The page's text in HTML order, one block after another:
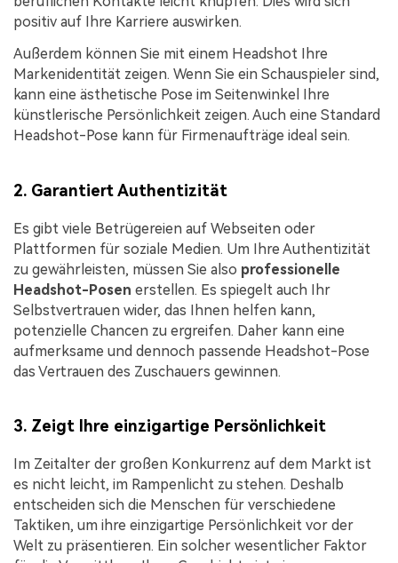
positiv auf Ihre Karriere auswirken.
Außerdem können Sie mit einem Headshot Ihre
Markenidentität zeigen. Wenn Sie ein Schauspieler sind,
kann eine ästhetische Pose im Seitenwinkel Ihre
künstlerische Persönlichkeit zeigen. Auch eine Standard
Headshot-Pose kann für Firmenaufträge ideal sein.
2. Garantiert Authentizität
Es gibt viele Betrügereien auf Webseiten oder
Plattformen für soziale Medien. Um Ihre Authentizität
zu gewährleisten, müssen Sie also professionelle
Headshot-Posen erstellen. Es spiegelt auch Ihr
Selbstvertrauen wider, das Ihnen helfen kann,
potenzielle Chancen zu ergreifen. Daher kann eine
aufmerksame und dennoch passende Headshot-Pose
das Vertrauen des Zuschauers gewinnen.
3. Zeigt Ihre einzigartige Persönlichkeit
Im Zeitalter der großen Konkurrenz auf dem Markt ist
es nicht leicht, im Rampenlicht zu stehen. Deshalb
entscheiden sich die Menschen für verschiedene
Taktiken, um ihre einzigartige Persönlichkeit vor der
Welt zu präsentieren. Ein solcher wesentlicher Faktor